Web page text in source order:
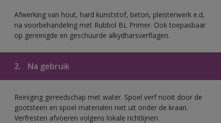
Afwerking van hout, hard kunststof, beton, pleisterwerk e.d,
na voorbehandeling met Rubbol BL Primer. Ook toepasbaar
op gereinigde en geschuurde alkydharsverflagen.
2. Na gebruik
Reiniging gereedschap met water. Spoel verf nooit door de
gootsteen en spoel materialen niet uit onder de kraan.
Verfresten afvoeren volgens lokale richtlijnen.